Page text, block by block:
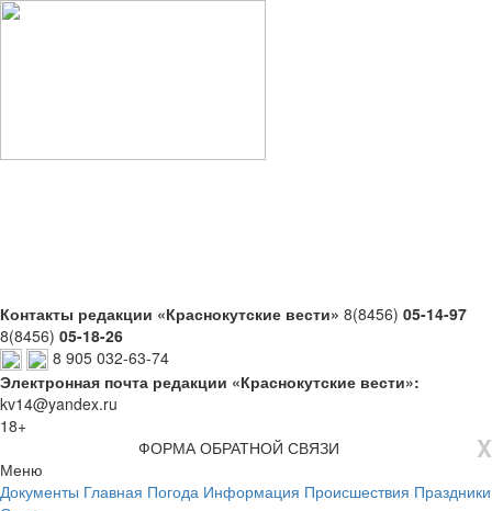
Контакты редакции «Краснокутские вести» 8(8456) 05-14-97
8(8456) 05-18-26
8 905 032-63-74
Электронная почта редакции «Краснокутские вести»:
kv14@yandex.ru
18+
X
ФОРМА ОБРАТНОЙ СВЯЗИ
Меню
Документы Главная Погода Информация Происшествия Праздники